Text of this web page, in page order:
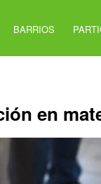
BARRIOS
en